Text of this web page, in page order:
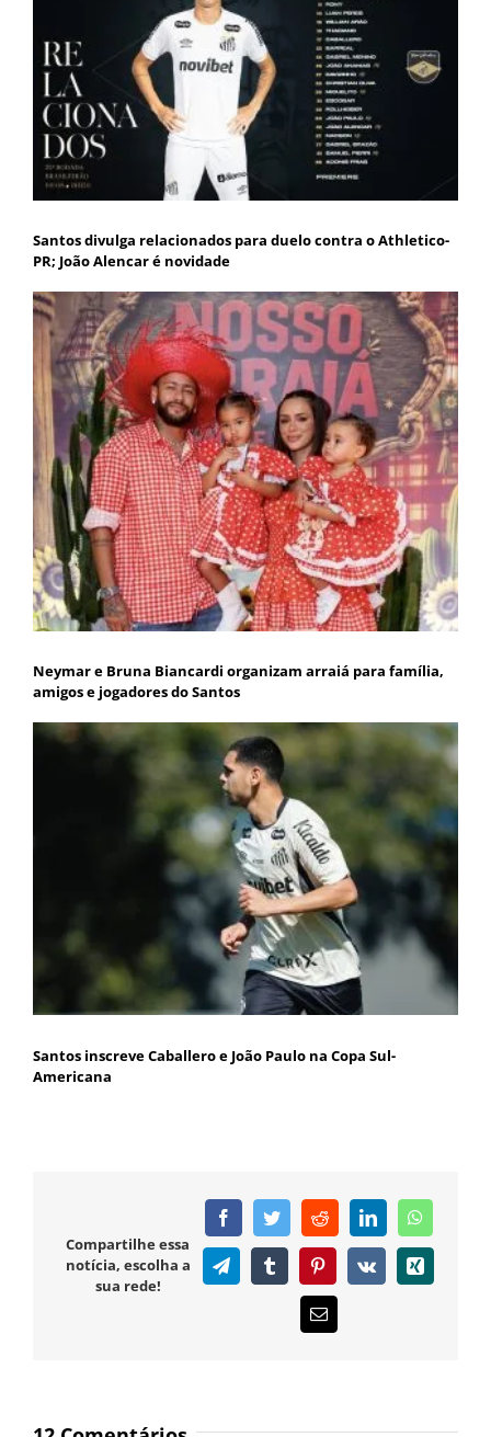
Santos divulga relacionados para duelo contra o Athletico-
PR; João Alencar é novidade
Neymar e Bruna Biancardi organizam arraiá para família,
amigos e jogadores do Santos
Santos inscreve Caballero e João Paulo na Copa Sul-
Americana
Compartilhe essa
notícia, escolha a
sua rede!
FacebookTwitterRedditLinkedIn
TelegramTumblr PinterestVk Xing
E-
mail